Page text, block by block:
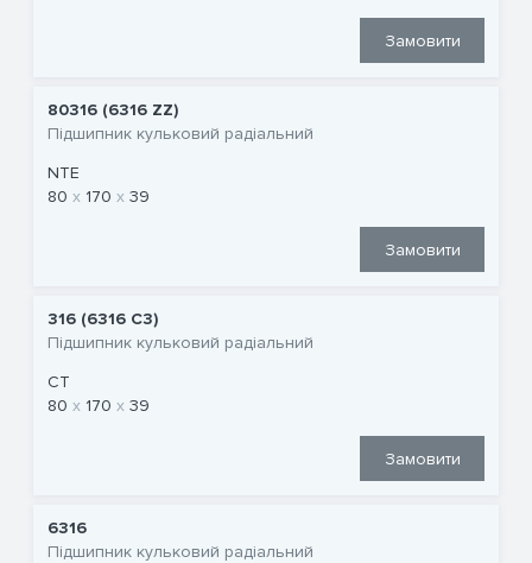
Замовити
80316 (6316 ZZ)
Підшипник кульковий радіальний
NTE
80
170 39
Замовити
316 (6316 C3)
Підшипник кульковий радіальний
CT
80
170 39
Замовити
6316
Підшипник кульковий радіальний